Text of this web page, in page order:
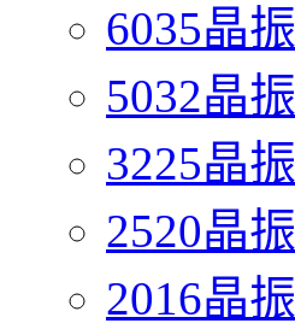
6035晶振
5032晶振
3225晶振
2520晶振
2016晶振